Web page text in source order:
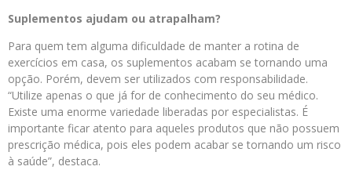
Suplementos ajudam ou atrapalham?
Para quem tem alguma dificuldade de manter a rotina de
exercícios em casa, os suplementos acabam se tornando uma
opção. Porém, devem ser utilizados com responsabilidade.
“Utilize apenas o que já for de conhecimento do seu médico.
Existe uma enorme variedade liberadas por especialistas. É
importante ficar atento para aqueles produtos que não possuem
prescrição médica, pois eles podem acabar se tornando um risco
à saúde”, destaca.